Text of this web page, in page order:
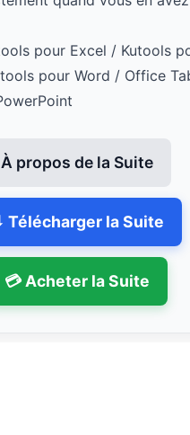
pour Excel / Kutools
pour Word / Office
À propos de la Suite
Télécharger la Suite
💳 Acheter la Suite